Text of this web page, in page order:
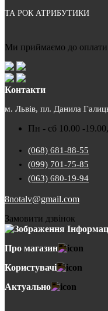
ТА РОК АТРИБУТИКИ
Ми приймаємо до
Контакти
м. Львів, пл. Данила
Пн - сб 10.00 -
(068) 681-88-55
(099) 701-75-85
(063) 680-19-94
8notalv@gmail.com
Замовити дзвінок
Про магазин
Користувачі
Актуально